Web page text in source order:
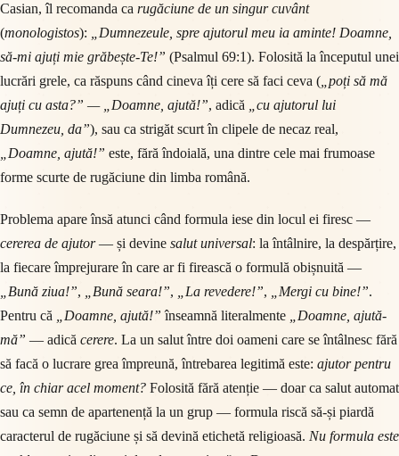
Casian, îl recomanda ca rugăciune de un singur cuvânt
(monologistos): „Dumnezeule, spre ajutorul meu ia aminte! Doamne,
să-mi ajuți mie grăbește-Te!” (Psalmul 69:1). Folosită la începutul unei
lucrări grele, ca răspuns când cineva îți cere să faci ceva („poți să mă
ajuți cu asta?” — „Doamne, ajută!”, adică „cu ajutorul lui
Dumnezeu, da”), sau ca strigăt scurt în clipele de necaz real,
„Doamne, ajută!” este, fără îndoială, una dintre cele mai frumoase
forme scurte de rugăciune din limba română.
Problema apare însă atunci când formula iese din locul ei firesc —
cererea de ajutor— și devine salut universal: la întâlnire, la despărțire,
la fiecare împrejurare în care ar fi firească o formulă obișnuită —
„Bună ziua!”, „Bună seara!”, „La revedere!”, „Mergi cu bine!”.
Pentru că „Doamne, ajută!” înseamnă literalmente „Doamne, ajută-
mă” — adică cerere. La un salut între doi oameni care se întâlnesc fără
să facă o lucrare grea împreună, întrebarea legitimă este: ajutor pentru
ce, în chiar acel moment? Folosită fără atenție — doar ca salut automat
sau ca semn de apartenență la un grup — formula riscă să-și piardă
caracterul de rugăciune și să devină etichetă religioasă. Nu formula este